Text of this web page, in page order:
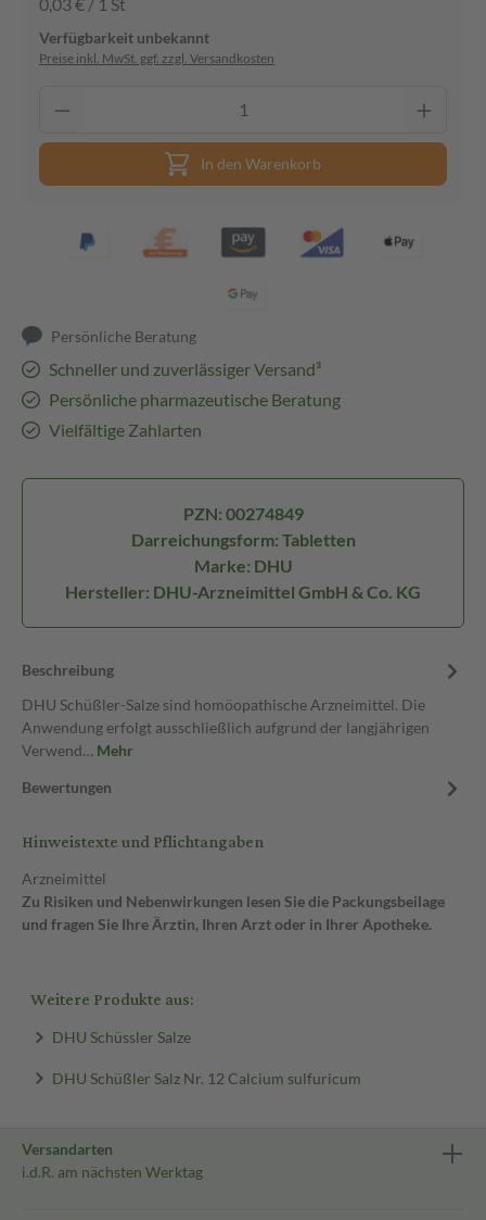
Verfügbarkeit unbekannt
Preise inkl. MwSt. ggf. zzgl. Versandkosten
In den Warenkorb
Persönliche Beratung
Schneller und zuverlässiger Versand³
Persönliche pharmazeutische Beratung
Vielfältige Zahlarten
PZN: 00274849
Darreichungsform: Tabletten
Marke: DHU
Hersteller: DHU-Arzneimittel GmbH & Co. KG
Beschreibung
DHU Schüßler-Salze sind homöopathische Arzneimittel. Die
Anwendung erfolgt ausschließlich aufgrund der langjährigen
Verwend… Mehr
Bewertungen
Hinweistexte und Pflichtangaben
Arzneimittel
Zu Risiken und Nebenwirkungen lesen Sie die Packungsbeilage
und fragen Sie Ihre Ärztin, Ihren Arzt oder in Ihrer Apotheke.
Weitere Produkte aus:
DHU Schüssler Salze
DHU Schüßler Salz Nr. 12 Calcium sulfuricum
Versandarten
i.d.R. am nächsten Werktag